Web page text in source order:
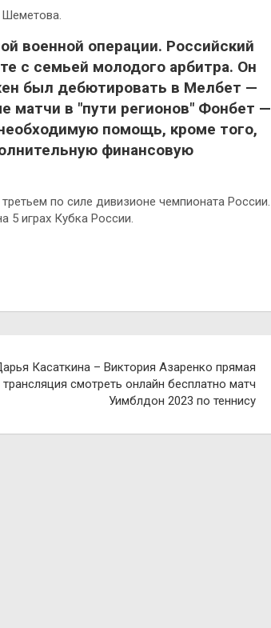
военной операции. Российский
с семьей молодого арбитра. Он
был дебютировать в Мелбет —
матчи в "пути регионов" Фонбет —
помощь, кроме того,
финансовую
по силе дивизионе чемпионата России.
5 играх Кубка России.
Касаткина – Виктория Азаренко прямая
трансляция смотреть онлайн бесплатно матч
Уимблдон 2023 по теннису